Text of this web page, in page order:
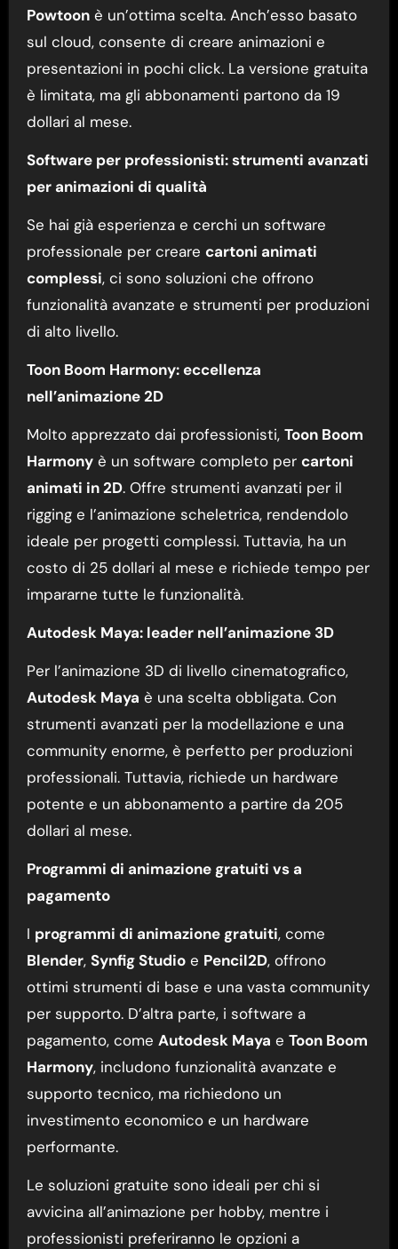
Powtoonè un’ottima scelta. Anch’esso basato
sul cloud, consente di creare animazioni e
presentazioni in pochi click. La versione gratuita
è limitata, ma gli abbonamenti partono da 19
dollari al mese.
Software per professionisti: strumenti avanzati
per animazioni di qualità
Se hai già esperienza e cerchi un software
professionale per creare cartoni animati
complessi, ci sono soluzioni che offrono
funzionalità avanzate e strumenti per produzioni
di alto livello.
Toon Boom Harmony: eccellenza
nell’animazione 2D
Molto apprezzato dai professionisti, Toon Boom
Harmonyè un software completo per cartoni
animati in 2D. Offre strumenti avanzati per il
rigging e l’animazione scheletrica, rendendolo
ideale per progetti complessi. Tuttavia, ha un
costo di 25 dollari al mese e richiede tempo per
impararne tutte le funzionalità.
Autodesk Maya: leader nell’animazione 3D
Per l’animazione 3D di livello cinematografico,
Autodesk Maya è una scelta obbligata. Con
strumenti avanzati per la modellazione e una
community enorme, è perfetto per produzioni
professionali. Tuttavia, richiede un hardware
potente e un abbonamento a partire da 205
dollari al mese.
Programmi di animazione gratuiti vs a
pagamento
I programmi di animazione gratuiti, come
Blender, Synfig Studioe Pencil2D, offrono
ottimi strumenti di base e una vasta community
per supporto. D’altra parte, i software a
pagamento, come Autodesk Maya e Toon Boom
Harmony, includono funzionalità avanzate e
supporto tecnico, ma richiedono un
investimento economico e un hardware
performante.
Le soluzioni gratuite sono ideali per chi si
avvicina all’animazione per hobby, mentre i
professionisti preferiranno le opzioni a